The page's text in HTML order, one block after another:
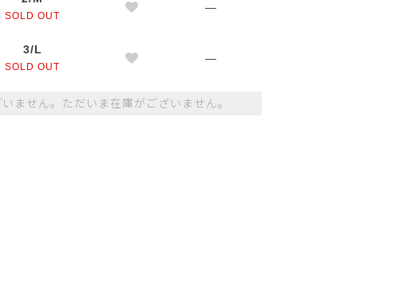
SOLD OUT
—
3/L
SOLD OUT
—
ません。ただいま在庫がございません。